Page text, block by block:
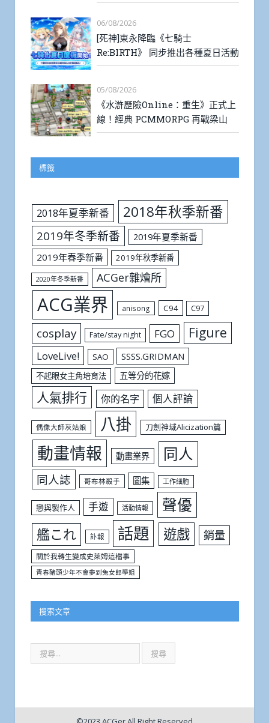
06/08/2026
[死神]東永降臨《七騎士
Re:BIRTH》 同步推出各種夏日活動
05/08/2026
《水滸歷險Online：重生》正式上
線！經典 PCMMORPG 再戰梁山
標籤
2018年夏季新番 2018年秋季新番
2019年冬季新番
2019年夏季新番
2019年春季新番
2019年秋季新番
2020年冬季新番 ACGer雜燴所
ACG業界 anisong C94 C97
cosplay Fate/stay night FGO Figure
LoveLive! SAO SSSS.GRIDMAN
不起眼女主角培育法 五等分的花嫁
人氣排行 你的名字 個人評論
偶像大師灰姑娘 八掛 刀劍神域Alicization篇
動畫情報 動畫業界 同人
同人誌 哥布林殺手 圖集 工作細胞
戀與製作人 手遊 活動情報 聲優
艦これ 訃報 話題 遊戲 銷量
關於我轉生變成史萊姆這檔事
青春豬頭少年不會夢到兔女郎學姐
搜索文章